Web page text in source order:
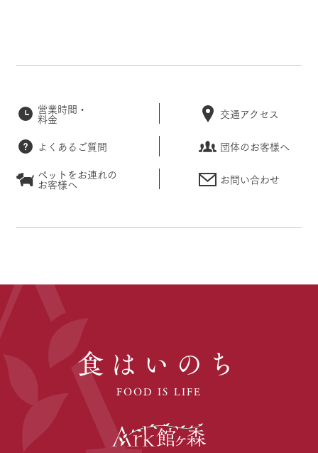
営業時間・
料金 交通アクセス
よくあるご質問
団体のお客様へ
ペットをお連れの
お客様へ お問い合わせ
食はいのち
FOOD IS LIFE